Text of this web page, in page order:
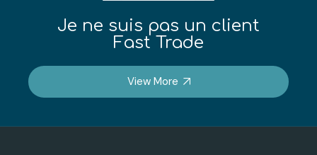
Je ne suis pas un client
Fast Trade
View More